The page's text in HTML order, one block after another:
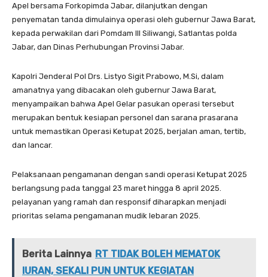
Apel bersama Forkopimda Jabar, dilanjutkan dengan
penyematan tanda dimulainya operasi oleh gubernur Jawa Barat,
kepada perwakilan dari Pomdam III Siliwangi, Satlantas polda
Jabar, dan Dinas Perhubungan Provinsi Jabar.
Kapolri Jenderal Pol Drs. Listyo Sigit Prabowo, M.Si, dalam
amanatnya yang dibacakan oleh gubernur Jawa Barat,
menyampaikan bahwa Apel Gelar pasukan operasi tersebut
merupakan bentuk kesiapan personel dan sarana prasarana
untuk memastikan Operasi Ketupat 2025, berjalan aman, tertib,
dan lancar.
Pelaksanaan pengamanan dengan sandi operasi Ketupat 2025
berlangsung pada tanggal 23 maret hingga 8 april 2025.
pelayanan yang ramah dan responsif diharapkan menjadi
prioritas selama pengamanan mudik lebaran 2025.
Berita Lainnya RT TIDAK BOLEH MEMATOK
IURAN, SEKALI PUN UNTUK KEGIATAN